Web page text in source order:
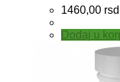
1460,00 rsd
Dodaj u